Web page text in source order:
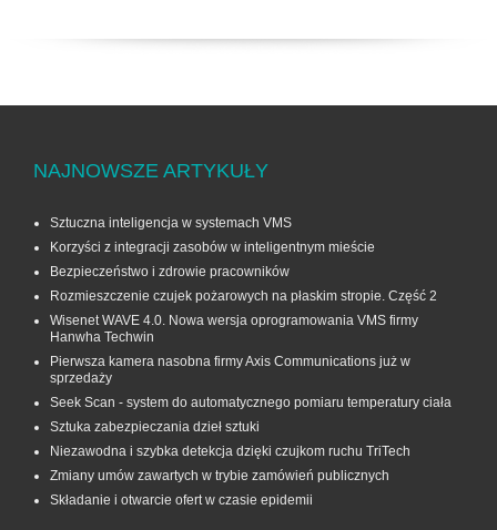
NAJNOWSZE ARTYKUŁY
Sztuczna inteligencja w systemach VMS
Korzyści z integracji zasobów w inteligentnym mieście
Bezpieczeństwo i zdrowie pracowników
Rozmieszczenie czujek pożarowych na płaskim stropie. Część 2
Wisenet WAVE 4.0. Nowa wersja oprogramowania VMS firmy
Hanwha Techwin
Pierwsza kamera nasobna firmy Axis Communications już w
sprzedaży
Seek Scan - system do automatycznego pomiaru temperatury ciała
Sztuka zabezpieczania dzieł sztuki
Niezawodna i szybka detekcja dzięki czujkom ruchu TriTech
Zmiany umów zawartych w trybie zamówień publicznych
Składanie i otwarcie ofert w czasie epidemii